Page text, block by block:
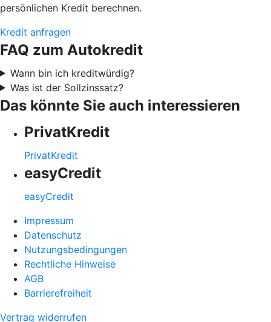
persönlichen Kredit berechnen.
Kredit anfragen
FAQ zum Autokredit
Wann bin ich kreditwürdig?
Was ist der Sollzinssatz?
Das könnte Sie auch interessieren
PrivatKredit
PrivatKredit
easyCredit
easyCredit
Impressum
Datenschutz
Nutzungsbedingungen
Rechtliche Hinweise
AGB
Barrierefreiheit
Vertrag widerrufen